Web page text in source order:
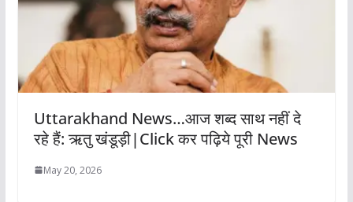
Uttarakhand News…आज शब्द साथ नहीं दे
रहे हैं: ऋतु खंडूड़ी|Click कर पढ़िये पूरी News
May 20, 2026